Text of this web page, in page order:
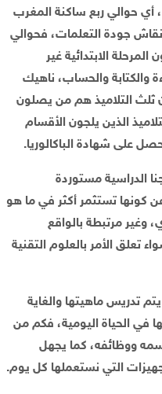
حسب تقرير للبنك الدولي سنة 2021، أي حوالي ربع ساكنة المغرب
نقاش جودة التعلمات، فحوالي
المرحلة الابتدائية غير
والكتابة والحساب، ناهيك
التلاميذ هم من يصلون
الذين يلجون الأقسام
الدراسية مستوردة
كونها تستثمر أكثر في ما هو
مرتبطة بالواقع
تعلق الأمر بالعلوم التقنية
تدريس ماهيتها والغاية
في الحياة اليومية، فكم من
ووظائفه، كما يجهل
التي نستعملها كل يوم.